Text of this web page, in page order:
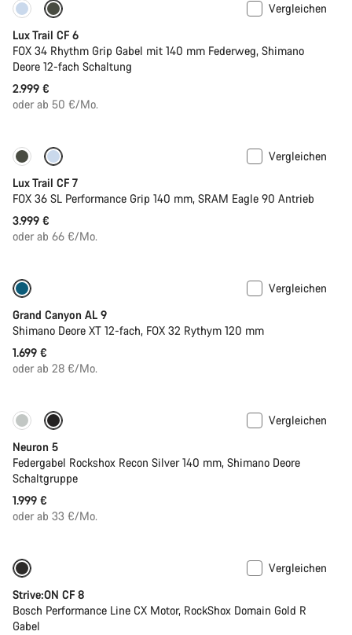
Neu
Vergleichen
Lux Trail CF 6
FOX 34 Rhythm Grip Gabel mit 140 mm Federweg, Shimano
Deore 12-fach Schaltung
2.999 €
oder ab 50 €/Mo.
Neu
Vergleichen
Lux Trail CF 7
FOX 36 SL Performance Grip 140 mm, SRAM Eagle 90 Antrieb
3.999 €
oder ab 66 €/Mo.
Vergleichen
Grand Canyon AL 9
Shimano Deore XT 12-fach, FOX 32 Rythym 120 mm
1.699 €
oder ab 28 €/Mo.
Neu
Vergleichen
Neuron 5
Federgabel Rockshox Recon Silver 140 mm, Shimano Deore
Schaltgruppe
1.999 €
oder ab 33 €/Mo.
Vergleichen
Strive:ON CF 8
Bosch Performance Line CX Motor, RockShox Domain Gold R
Gabel